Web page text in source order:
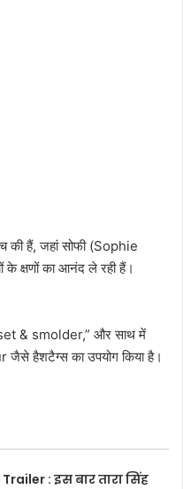
की हैं, जहां सोफी (Sophie
क्षणों का आनंद ले रही हैं।
& smolder,” और साथ में
हैशटैग्स का उपयोग किया है।
: इस बार तारा सिंह